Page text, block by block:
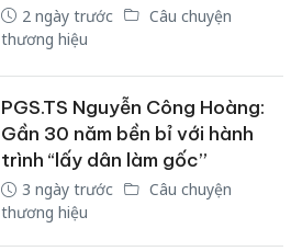
2 ngày trước
Câu chuyện
thương hiệu
PGS.TS Nguyễn Công Hoàng:
Gần 30 năm bền bỉ với hành
trình “lấy dân làm gốc”
3 ngày trước
Câu chuyện
thương hiệu